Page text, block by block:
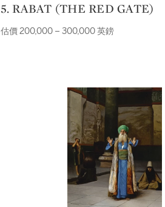
5. RABAT (THE RED GATE)
估價 200,000 – 300,000 英鎊